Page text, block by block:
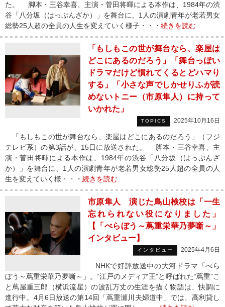
た。 脚本・三谷幸喜、主演・菅田将暉による本作は、1984年の渋
谷「八分坂（はっぷんざか）」を舞台に、1人の演劇青年が老若男女
総勢25人超の全員の人生を変えていく様子・・・ 続きを読む
「もしもこの世が舞台なら、楽屋は
どこにあるのだろう」「舞台っぽい
ドラマだけど慣れてくるとどハマり
する」「小さな声でしかせりふが読
めないトニー（市原隼人）に持って
いかれた」
TOPICS 2025年10月16日
「もしもこの世が舞台なら、楽屋はどこにあるのだろう」（フジ
テレビ系）の第3話が、15日に放送された。 脚本・三谷幸喜、主
演・菅田将暉による本作は、1984年の渋谷「八分坂（はっぷんざ
か）」を舞台に、1人の演劇青年が老若男女総勢25人超の全員の人
生を変えていく様・・・ 続きを読む
市原隼人 演じた鳥山検校は「一生
忘れられない役になりました」
【「べらぼう～蔦重栄華乃夢噺～」
インタビュー】
インタビュー 2025年4月6日
NHKで好評放送中の大河ドラマ「べら
ぼう～蔦重栄華乃夢噺～」。“江戸のメディア王”と呼ばれた“蔦重”こ
と蔦屋重三郎（横浜流星）の波乱万丈の生涯を描く物語は、快調に
進行中。4月6日放送の第14回「蔦重瀬川夫婦道中」では、高利貸し